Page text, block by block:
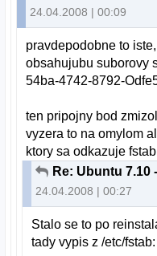
24.04.2008 | 00:09
pravdepodobne to
obsahujubu suborovy
54ba-4742-8792-
ten pripojny bod
vyzera to na omylom
ktory sa odkazuje
24.04.2008 | 00:27
Stalo se to po
tady vypis z /etc/fstab: